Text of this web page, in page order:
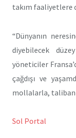
takım faaliyetlere
“Dünyanın
diyebilecek
yöneticiler
çağdışı ve
mollalarla,
Sol Portal